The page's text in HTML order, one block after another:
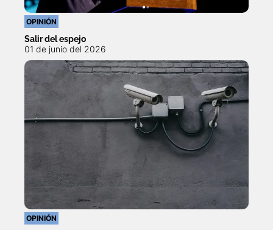
OPINIÓN
Salir del espejo
01 de junio del 2026
OPINIÓN